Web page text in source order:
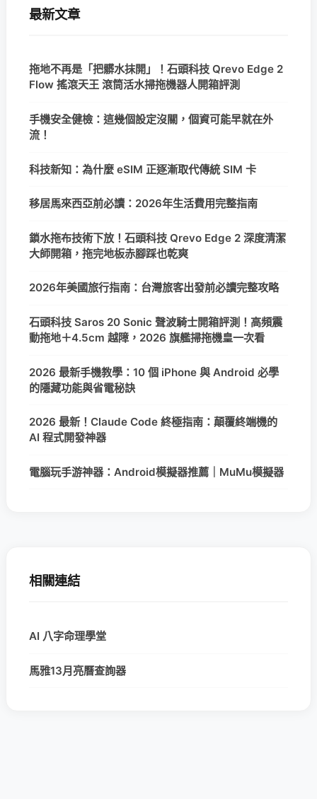
最新文章
拖地不再是「把髒水抹開」！石頭科技 Qrevo Edge 2
Flow 搖滾天王 滾筒活水掃拖機器人開箱評測
手機安全健檢：這幾個設定沒關，個資可能早就在外
流！
科技新知：為什麼 eSIM 正逐漸取代傳統 SIM 卡
移居馬來西亞前必讀：2026年生活費用完整指南
鎖水拖布技術下放！石頭科技 Qrevo Edge 2 深度清潔
大師開箱，拖完地板赤腳踩也乾爽
2026年美國旅行指南：台灣旅客出發前必讀完整攻略
石頭科技 Saros 20 Sonic 聲波騎士開箱評測！高頻震
動拖地＋4.5cm 越障，2026 旗艦掃拖機皇一次看
2026 最新手機教學：10 個 iPhone 與 Android 必學
的隱藏功能與省電秘訣
2026 最新！Claude Code 終極指南：顛覆終端機的
AI 程式開發神器
電腦玩手游神器：Android模擬器推薦｜MuMu模擬器
相關連結
AI 八字命理學堂
馬雅13月亮曆查詢器